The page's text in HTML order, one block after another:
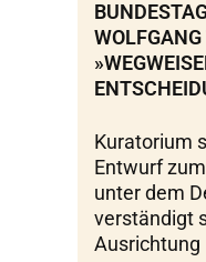
WOLFGANG
Kuratorium
Entwurf
unter dem
verständigt
Ausrichtung